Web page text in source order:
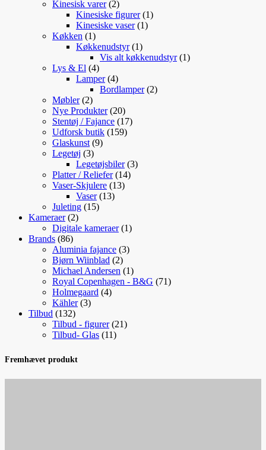
Kinesisk varer 22
varer
Kinesiske figurer 11
Kinesiske vaser 11
Køkken 11
vare
Køkkenudstyr 11
vare
Vis alt køkkenudstyr 11
Lys & El 44
varer
Lamper 44
varer
Bordlamper 22
Møbler 22
varer
Nye Produkter 2020
varer
Stentøj / Fajance 1717
Udforsk butik 159159
Glaskunst 99
Legetøj 33
varer
Legetøjsbiler 33
Platter / Reliefer 1414
Vaser-Skjulere 1313
Vaser 1313
Juleting 1515
Kameraer 22
varer
Digitale kameraer 11
Brands 8686
varer
Aluminia fajance 33
Bjørn Wiinblad 22
varer
Michael Andersen 11
vare
Royal Copenhagen - B&G 7171
Holmegaard 44
Kähler 33
Tilbud 132132
varer
Tilbud - figurer 2121
Tilbud- Glas 1111
Fremhævet produkt